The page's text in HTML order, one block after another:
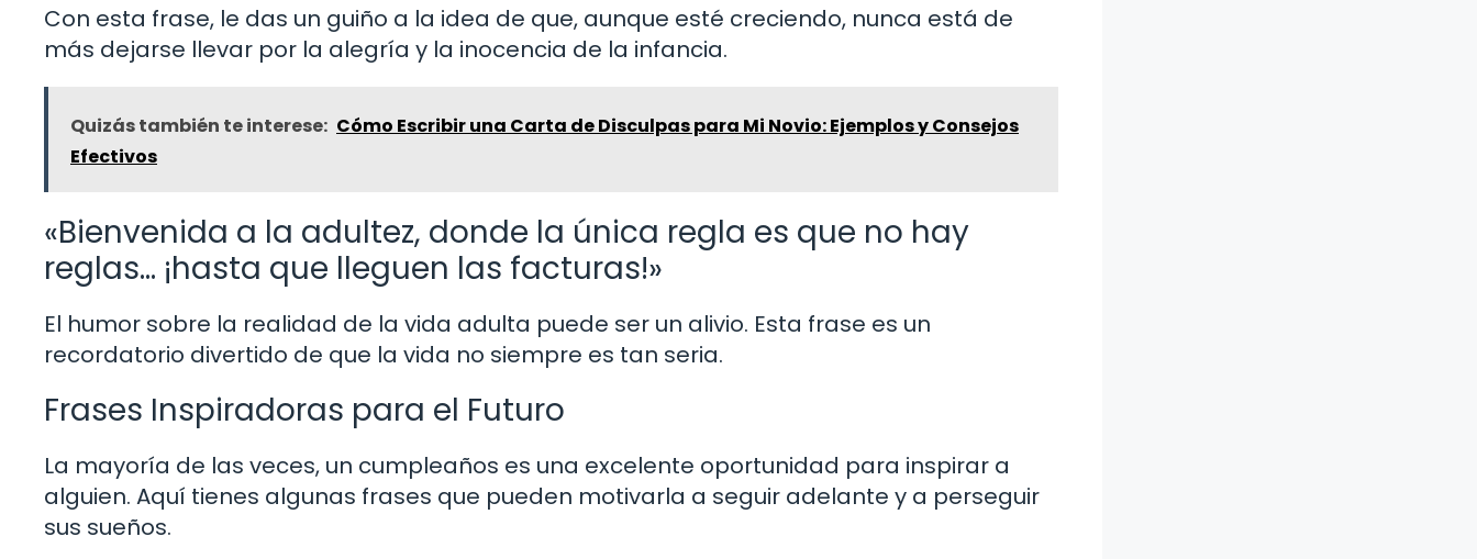
Con esta frase, le das un guiño a la idea de que, aunque esté creciendo, nunca está de
más dejarse llevar por la alegría y la inocencia de la infancia.
Quizás también te interese: Cómo Escribir una Carta de Disculpas para Mi Novio: Ejemplos y Consejos
Efectivos
«Bienvenida a la adultez, donde la única regla es que no hay
reglas… ¡hasta que lleguen las facturas!»
El humor sobre la realidad de la vida adulta puede ser un alivio. Esta frase es un
recordatorio divertido de que la vida no siempre es tan seria.
Frases Inspiradoras para el Futuro
La mayoría de las veces, un cumpleaños es una excelente oportunidad para inspirar a
alguien. Aquí tienes algunas frases que pueden motivarla a seguir adelante y a perseguir
sus sueños.